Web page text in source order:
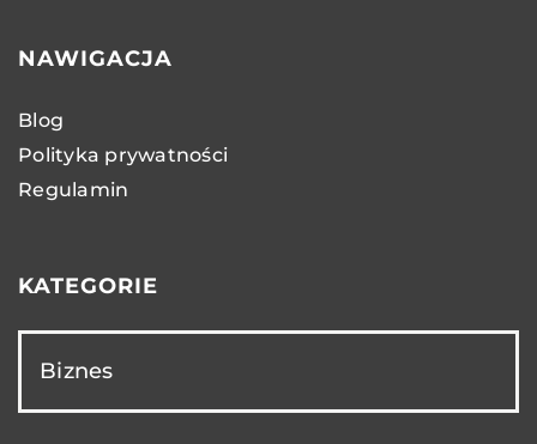
NAWIGACJA
Blog
Polityka prywatności
Regulamin
KATEGORIE
Biznes